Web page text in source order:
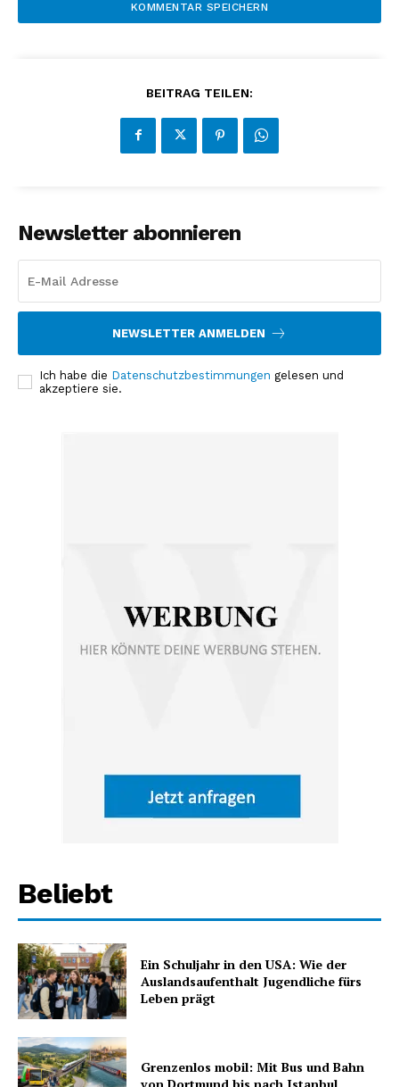
BEITRAG TEILEN:
Newsletter abonnieren
NEWSLETTER ANMELDEN
Ich habe die Datenschutzbestimmungen gelesen und
akzeptiere sie.
Beliebt
Ein Schuljahr in den USA: Wie der
Auslandsaufenthalt Jugendliche fürs
Leben prägt
Grenzenlos mobil: Mit Bus und Bahn